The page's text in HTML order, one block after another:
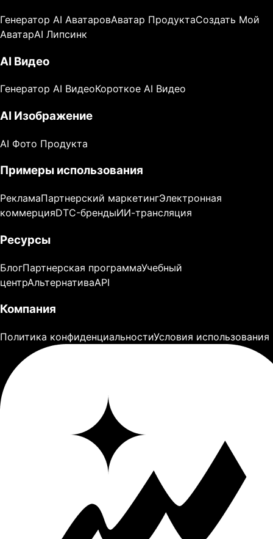
Генератор AI АватаровАватар ПродуктаСоздать Мой
АватарAI Липсинк
AI Видео
Генератор AI ВидеоКороткое AI Видео
AI Изображение
AI Фото Продукта
Примеры использования
РекламаПартнерский маркетингЭлектронная
коммерцияDTC-брендыИИ-трансляция
Ресурсы
БлогПартнерская программаУчебный
центрАльтернативаAPI
Компания
Политика конфиденциальностиУсловия использования